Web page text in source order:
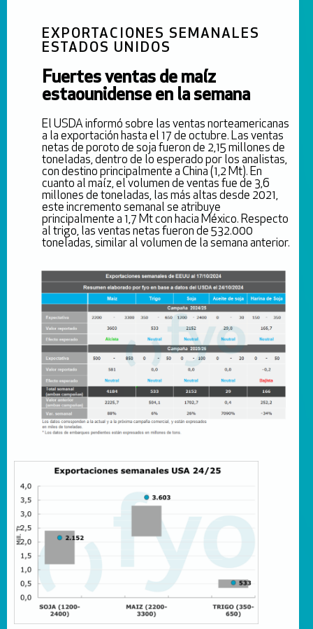
EXPORTACIONES SEMANALES
ESTADOS UNIDOS
Fuertes ventas de maíz
estaounidense en la semana
El USDA informó sobre las ventas norteamericanas
a la exportación hasta el 17 de octubre. Las ventas
netas de poroto de soja fueron de 2,15 millones de
toneladas, dentro de lo esperado por los analistas,
con destino principalmente a China (1,2 Mt). En
cuanto al maíz, el volumen de ventas fue de 3,6
millones de toneladas, las más altas desde 2021,
este incremento semanal se atribuye
principalmente a 1,7 Mt con hacia México. Respecto
al trigo, las ventas netas fueron de 532.000
toneladas, similar al volumen de la semana anterior.